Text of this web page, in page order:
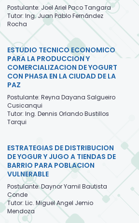
Postulante: Joel Ariel Paco Tangara
Tutor: Ing. Juan Pablo Fernández
Rocha
ESTUDIO TECNICO ECONOMICO
PARA LA PRODUCCION Y
COMERCIALIZACION DE YOGURT
CON PHASA EN LA CIUDAD DE LA
PAZ
Postulante: Reyna Dayana Salgueiro
Cusicanqui
Tutor: Ing. Dennis Orlando Bustillos
Tarqui
ESTRATEGIAS DE DISTRIBUCION
DE YOGUR Y JUGO A TIENDAS DE
BARRIO PARA POBLACION
VULNERABLE
Postulante: Daynor Yamil Bautista
Conde
Tutor: Lic. Miguel Angel Jemio
Mendoza